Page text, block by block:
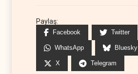
Paylaş:
Facebook Twitter
WhatsApp Bluesky
X Telegram